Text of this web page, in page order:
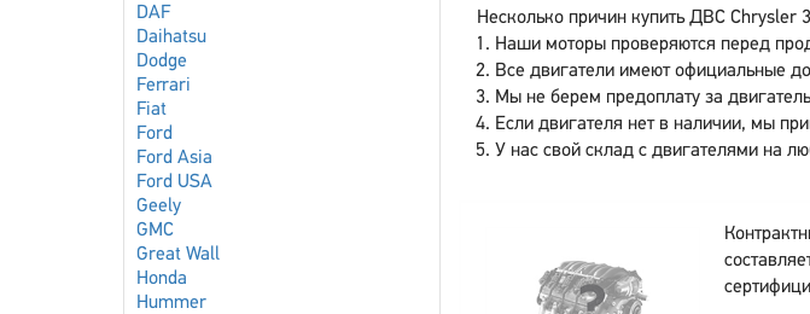
DAF
Daihatsu
Dodge
Ferrari
Fiat
Ford
Ford Asia
Ford USA
Geely
GMC
Great Wall
Honda
Hummer
Несколько причин купить ДВС Chrysler
Наши моторы проверяются перед
Все двигатели имеют официальные
Мы не берем предоплату за двигатель
Если двигателя нет в наличии, мы
У нас свой склад с двигателями на